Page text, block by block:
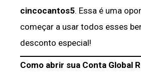
cincocantos5. Essa é uma
começar a usar todos esses
desconto especial!
Como abrir sua Conta Global